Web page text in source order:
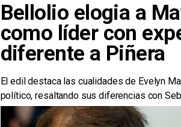
Bellolio elogia a
como líder con
diferente a Piñera
El edil destaca las cualidades de Evelyn
político, resaltando sus diferencias con